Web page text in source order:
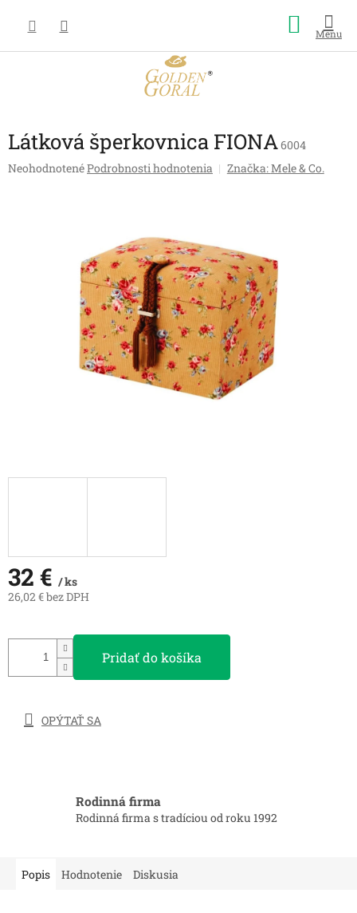
obsah
košík
Látková šperkovnica FIONA6004
Priemerné
NeohodnotenéPodrobnosti hodnotenia Značka:Mele & Co.
32 € / ks
26,02 € bez DPH
Pridať do košíka
OPÝTAŤ SA
Rodinná firma
Rodinná firma s tradíciou od roku 1992
Popis Hodnotenie Diskusia